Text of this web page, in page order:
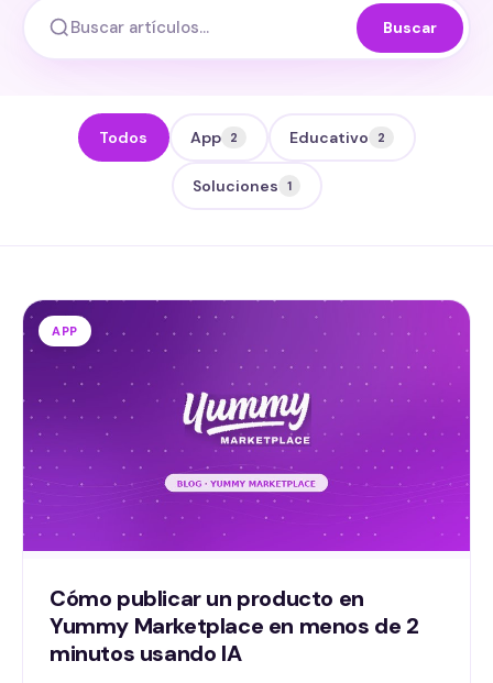
Buscar
Todos App 2 Educativo 2
Soluciones 1
APP
Cómo publicar un producto en
Yummy Marketplace en menos de 2
minutos usando IA